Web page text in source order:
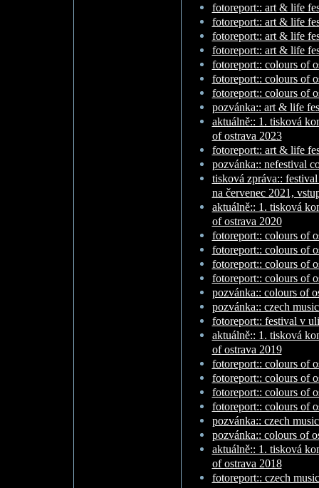
fotoreport:: art & life
fotoreport:: art & life
fotoreport:: art & life
fotoreport:: art & life
fotoreport:: colours of
fotoreport:: colours of
fotoreport:: colours of
pozvánka:: art & life
aktuálně:: 1. tisková
of ostrava 2023
fotoreport:: art & life
pozvánka:: nefestival
tisková zpráva::
na červenec 2021,
aktuálně:: 1. tisková
of ostrava 2020
fotoreport:: colours of
fotoreport:: colours of
fotoreport:: colours of
fotoreport:: colours of
pozvánka:: colours of
pozvánka:: czech
fotoreport:: festival v
aktuálně:: 1. tisková
of ostrava 2019
fotoreport:: colours of
fotoreport:: colours of
fotoreport:: colours of
fotoreport:: colours of
pozvánka:: czech
pozvánka:: colours of
aktuálně:: 1. tisková
of ostrava 2018
fotoreport:: czech